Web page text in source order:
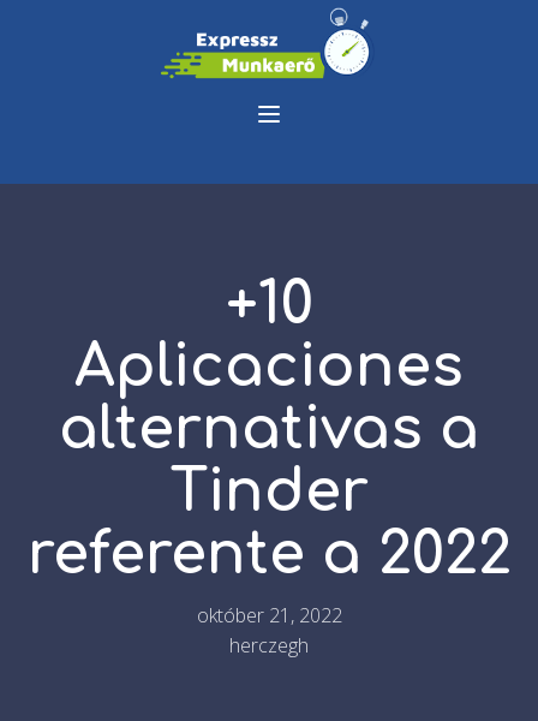
+10
Aplicaciones
alternativas a
Tinder
referente a 2022
október 21, 2022
herczegh